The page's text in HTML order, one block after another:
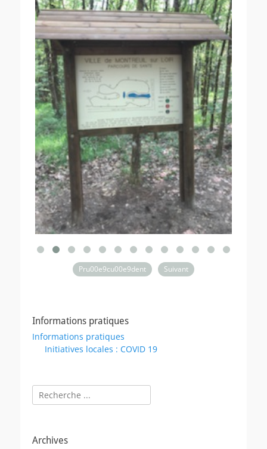
Pru00e9cu00e9dent Suivant
Informations pratiques
Informations pratiques
Initiatives locales : COVID 19
Rechercher :
Archives